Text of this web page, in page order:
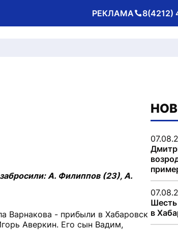
РЕКЛАМА
Телефон 8(4212)
А. Филиппов (23), А.
Варнакова - прибыли в Хабаровск
Аверкин. Его сын Вадим,
Шесть
в